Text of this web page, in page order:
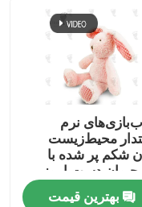
نرم
محیط‌زیست
شکم پر شده با
دست اموز
بهترین قیمت